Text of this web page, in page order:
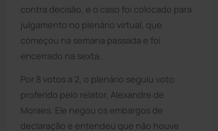
contra decisão, e o caso foi colocado para
julgamento no plenário virtual, que
começou na semana passada e foi
encerrado na sexta.
Por 8 votos a 2, o plenário seguiu voto
proferido pelo relator, Alexandre de
Moraes. Ele negou os embargos de
declaração e entendeu que não houve